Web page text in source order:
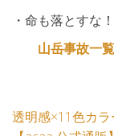
・命も落とすな！
山岳事故一
透明感×11色カ